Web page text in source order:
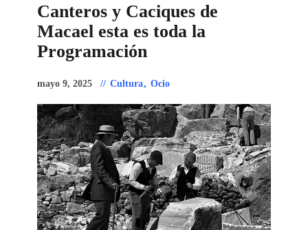
Canteros y Caciques de
Macael esta es toda la
Programación
mayo 9, 2025 Cultura, Ocio